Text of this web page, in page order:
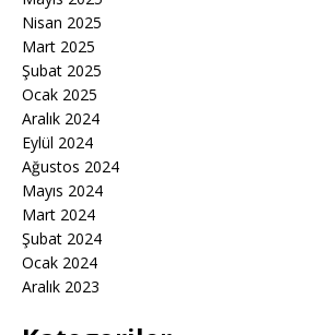
Nisan 2025
Mart 2025
Şubat 2025
Ocak 2025
Aralık 2024
Eylül 2024
Ağustos 2024
Mayıs 2024
Mart 2024
Şubat 2024
Ocak 2024
Aralık 2023